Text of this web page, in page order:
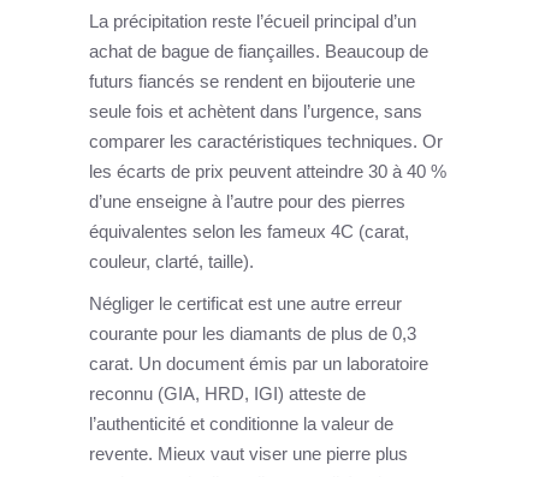
La précipitation reste l’écueil principal d’un
achat de bague de fiançailles. Beaucoup de
futurs fiancés se rendent en bijouterie une
seule fois et achètent dans l’urgence, sans
comparer les caractéristiques techniques. Or
les écarts de prix peuvent atteindre 30 à 40 %
d’une enseigne à l’autre pour des pierres
équivalentes selon les fameux 4C (carat,
couleur, clarté, taille).
Négliger le certificat est une autre erreur
courante pour les diamants de plus de 0,3
carat. Un document émis par un laboratoire
reconnu (GIA, HRD, IGI) atteste de
l’authenticité et conditionne la valeur de
revente. Mieux vaut viser une pierre plus